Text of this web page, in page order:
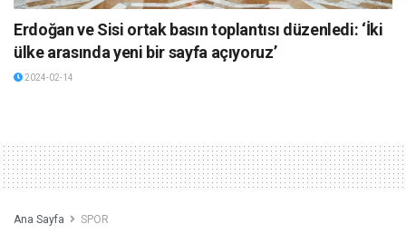
Erdoğan ve Sisi ortak basın toplantısı düzenledi: ‘İki
ülke arasında yeni bir sayfa açıyoruz’
2024-02-14
Ana Sayfa SPOR